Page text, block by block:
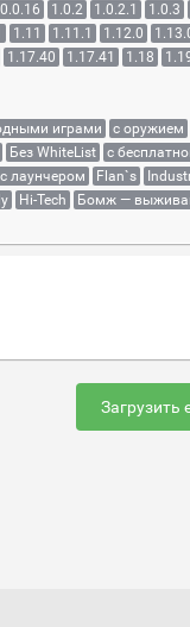
1.0.2 1.0.2.1 1.0.3
1.11 1.11.1 1.12.0
1.17.40 1.17.41 1.18
играми с оружием
Без WhiteList с
с лаунчером Flan`s
Hi-Tech Бомж —
Загрузить